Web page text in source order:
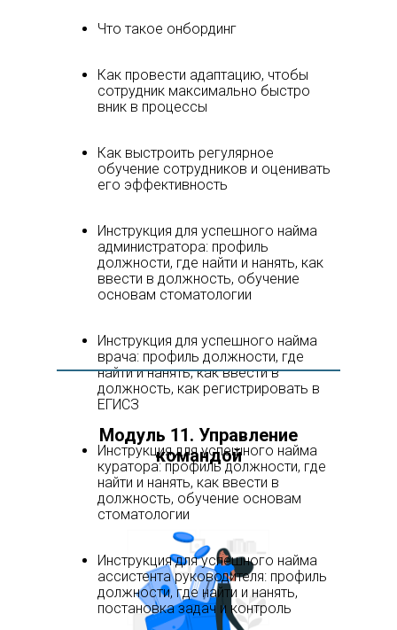
Что такое онбординг
Как провести адаптацию, чтобы
сотрудник максимально быстро
вник в процессы
Как выстроить регулярное
обучение сотрудников и оценивать
его эффективность
Инструкция для успешного найма
администратора: профиль
должности, где найти и нанять, как
ввести в должность, обучение
основам стоматологии
Инструкция для успешного найма
врача: профиль должности, где
найти и нанять, как ввести в
должность, как регистрировать в
ЕГИСЗ
Инструкция для успешного найма
куратора: профиль должности, где
найти и нанять, как ввести в
должность, обучение основам
стоматологии
Инструкция для успешного найма
ассистента руководителя: профиль
должности, где найти и нанять,
постановка задач и контроль
Модуль 11. Управление
командой